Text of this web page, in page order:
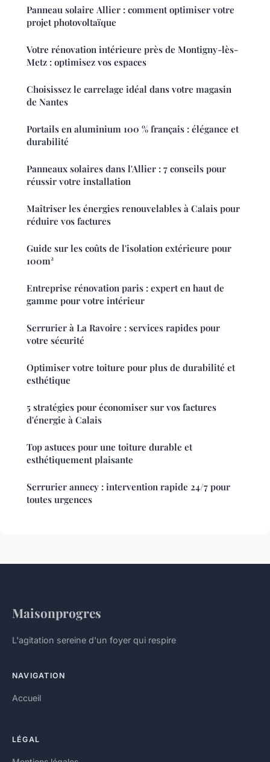
Panneau solaire Allier : comment optimiser votre
projet photovoltaïque
Votre rénovation intérieure près de Montigny-lès-
Metz : optimisez vos espaces
Choisissez le carrelage idéal dans votre magasin
de Nantes
Portails en aluminium 100 % français : élégance et
durabilité
Panneaux solaires dans l'Allier : 7 conseils pour
réussir votre installation
Maîtriser les énergies renouvelables à Calais pour
réduire vos factures
Guide sur les coûts de l'isolation extérieure pour
100m²
Entreprise rénovation paris : expert en haut de
gamme pour votre intérieur
Serrurier à La Ravoire : services rapides pour
votre sécurité
Optimiser votre toiture pour plus de durabilité et
esthétique
5 stratégies pour économiser sur vos factures
d'énergie à Calais
Top astuces pour une toiture durable et
esthétiquement plaisante
Serrurier annecy : intervention rapide 24/7 pour
toutes urgences
Maisonprogres
L'agitation sereine d'un foyer qui respire
NAVIGATION
Accueil
LÉGAL